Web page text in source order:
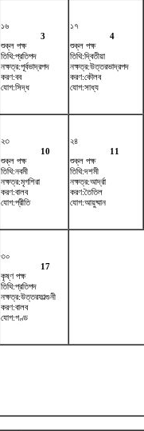
১৬
3
শুক্ল পক্ষ
তিথি:প্রতিপদ
নক্ষত্র:পূর্বভাদ্রপদ
করণ:বব
যোগ:সিদ্ধ
১৭
4
শুক্ল পক্ষ
তিথি:দ্বিতীয়া
নক্ষত্র:উত্তরভাদ্রপদ
করণ:কৌলব
যোগ:সাধ্য
২৩
10
শুক্ল পক্ষ
তিথি:নবমী
নক্ষত্র:মৃগশিরা
করণ:বালব
যোগ:প্রীতি
২৪
11
শুক্ল পক্ষ
তিথি:দশমী
নক্ষত্র:আর্দ্রা
করণ:তৈতিল
যোগ:আয়ুষ্মান
৩০
17
কৃষ্ণ পক্ষ
তিথি:প্রতিপদ
নক্ষত্র:উত্তরফাল্গুনী
করণ:বালব
যোগ:গণ্ড